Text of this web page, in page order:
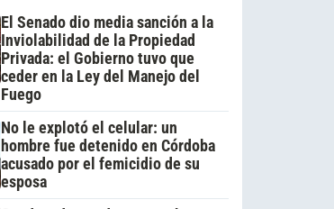
El Senado dio media sanción a la
Inviolabilidad de la Propiedad
Privada: el Gobierno tuvo que
ceder en la Ley del Manejo del
Fuego
No le explotó el celular: un
hombre fue detenido en Córdoba
acusado por el femicidio de su
esposa